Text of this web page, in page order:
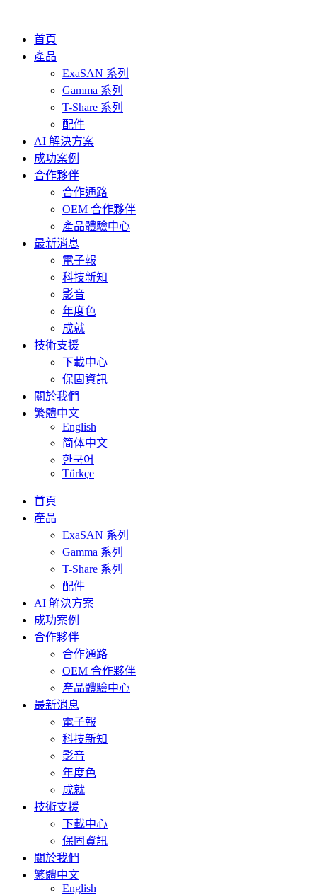
首頁
產品
ExaSAN 系列
Gamma 系列
T-Share 系列
配件
AI 解決方案
成功案例
合作夥伴
合作通路
OEM 合作夥伴
產品體驗中心
最新消息
電子報
科技新知
影音
年度色
成就
技術支援
下載中心
保固資訊
關於我們
繁體中文
English
简体中文
한국어
Türkçe
首頁
產品
ExaSAN 系列
Gamma 系列
T-Share 系列
配件
AI 解決方案
成功案例
合作夥伴
合作通路
OEM 合作夥伴
產品體驗中心
最新消息
電子報
科技新知
影音
年度色
成就
技術支援
下載中心
保固資訊
關於我們
繁體中文
English